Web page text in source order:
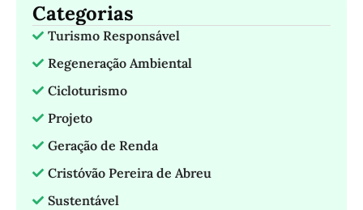
Categorias
Turismo Responsável
Regeneração Ambiental
Cicloturismo
Projeto
Geração de Renda
Cristóvão Pereira de Abreu
Sustentável